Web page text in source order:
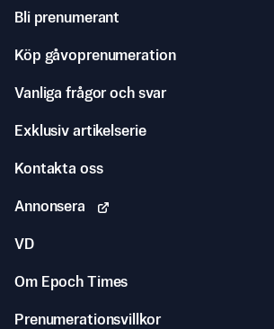
Bli prenumerant
Köp gåvoprenumeration
Vanliga frågor och svar
Exklusiv artikelserie
Kontakta oss
Annonsera
VD
Om Epoch Times
Prenumerationsvillkor